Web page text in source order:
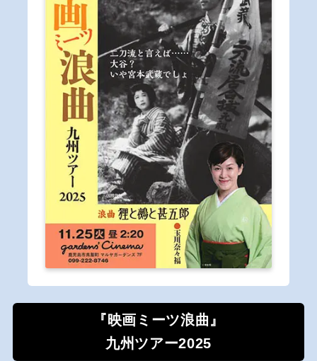
『映画ミーツ浪曲』
九州ツアー2025